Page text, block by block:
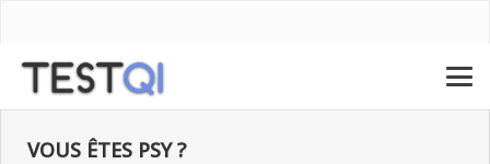
VOUS ÊTES PSY ?